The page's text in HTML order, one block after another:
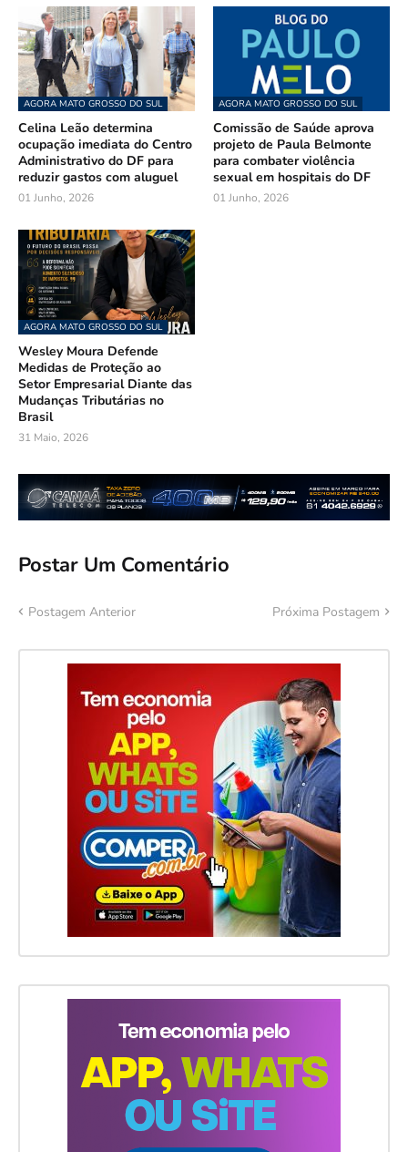
AGORA MATO GROSSO DO SUL
Celina Leão determina
ocupação imediata do Centro
Administrativo do DF para
reduzir gastos com aluguel
01 Junho, 2026
AGORA MATO GROSSO DO SUL
Comissão de Saúde aprova
projeto de Paula Belmonte
para combater violência
sexual em hospitais do DF
01 Junho, 2026
AGORA MATO GROSSO DO SUL
Wesley Moura Defende
Medidas de Proteção ao
Setor Empresarial Diante das
Mudanças Tributárias no
Brasil
31 Maio, 2026
Postar Um Comentário
Postagem Anterior Próxima Postagem